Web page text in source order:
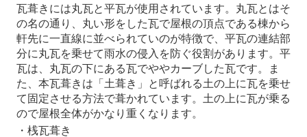
瓦葺きには丸瓦と平瓦が使用されています。丸瓦とはそ
の名の通り、丸い形をした瓦で屋根の頂点である棟から
軒先に一直線に並べられていのが特徴で、平瓦の連結部
分に丸瓦を乗せて雨水の侵入を防ぐ役割があります。平
瓦は、丸瓦の下にある瓦でややカーブした瓦です。ま
た、本瓦葺きは「土葺き」と呼ばれる土の上に瓦を乗せ
て固定させる方法で葺かれています。土の上に瓦が乗る
ので屋根全体がかなり重くなります。
・桟瓦葺き